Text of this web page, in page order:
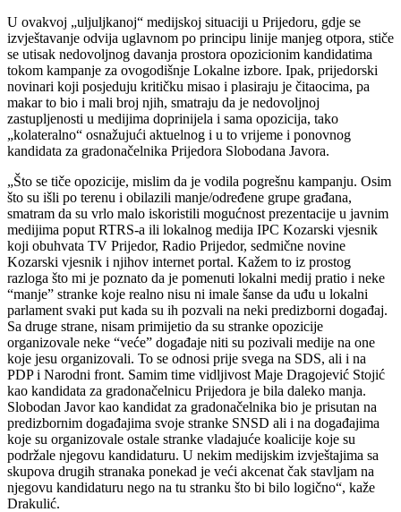
U ovakvoj „uljuljkanoj“ medijskoj situaciji u Prijedoru, gdje se
izvještavanje odvija uglavnom po principu linije manjeg otpora, stiče
se utisak nedovoljnog davanja prostora opozicionim kandidatima
tokom kampanje za ovogodišnje Lokalne izbore. Ipak, prijedorski
novinari koji posjeduju kritičku misao i plasiraju je čitaocima, pa
makar to bio i mali broj njih, smatraju da je nedovoljnoj
zastupljenosti u medijima doprinijela i sama opozicija, tako
„kolateralno“ osnažujući aktuelnog i u to vrijeme i ponovnog
kandidata za gradonačelnika Prijedora Slobodana Javora.
„Što se tiče opozicije, mislim da je vodila pogrešnu kampanju. Osim
što su išli po terenu i obilazili manje/određene grupe građana,
smatram da su vrlo malo iskoristili mogućnost prezentacije u javnim
medijima poput RTRS-a ili lokalnog medija IPC Kozarski vjesnik
koji obuhvata TV Prijedor, Radio Prijedor, sedmične novine
Kozarski vjesnik i njihov internet portal. Kažem to iz prostog
razloga što mi je poznato da je pomenuti lokalni medij pratio i neke
“manje” stranke koje realno nisu ni imale šanse da uđu u lokalni
parlament svaki put kada su ih pozvali na neki predizborni događaj.
Sa druge strane, nisam primijetio da su stranke opozicije
organizovale neke “veće” događaje niti su pozivali medije na one
koje jesu organizovali. To se odnosi prije svega na SDS, ali i na
PDP i Narodni front. Samim time vidljivost Maje Dragojević Stojić
kao kandidata za gradonačelnicu Prijedora je bila daleko manja.
Slobodan Javor kao kandidat za gradonačelnika bio je prisutan na
predizbornim događajima svoje stranke SNSD ali i na događajima
koje su organizovale ostale stranke vladajuće koalicije koje su
podržale njegovu kandidaturu. U nekim medijskim izvještajima sa
skupova drugih stranaka ponekad je veći akcenat čak stavljam na
njegovu kandidaturu nego na tu stranku što bi bilo logično“, kaže
Drakulić.